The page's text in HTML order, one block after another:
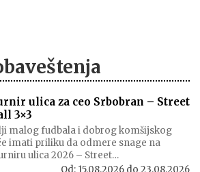
ulica za ceo Srbobran – Street
3×3
malog fudbala i dobrog komšijskog
imati priliku da odmere snage na
ulica 2026 – Street…